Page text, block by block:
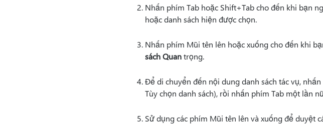
Nhấn phím Tab hoặc Shift+Tab cho đến khi bạn
hoặc danh sách hiện được chọn.
Nhấn phím Mũi tên lên hoặc xuống cho đến khi
sách Quantrọng.
Để di chuyển đến nội dung danh sách tác vụ,
Tùy chọn danh sách), rồi nhấn phím Tab một lần
Sử dụng các phím Mũi tên lên và xuống để duyệt